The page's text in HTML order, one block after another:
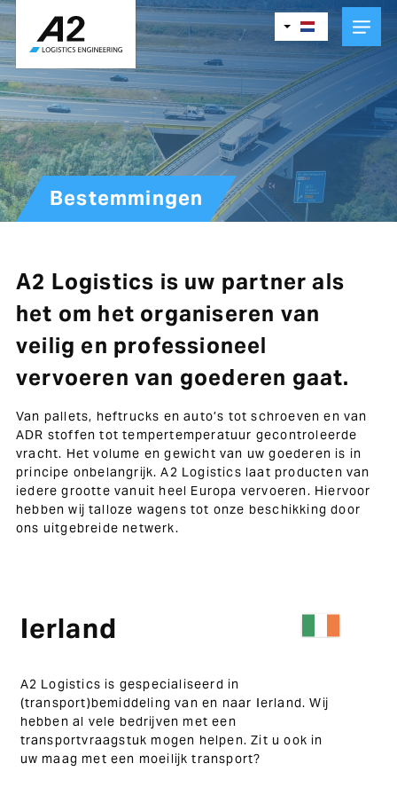
Skip
main
content
Bestemmingen
A2 Logistics is uw partner als
het om het organiseren van
veilig en professioneel
vervoeren van goederen gaat.
Van pallets, heftrucks en auto’s tot schroeven en van
ADR stoffen tot tempertemperatuur gecontroleerde
vracht. Het volume en gewicht van uw goederen is in
principe onbelangrijk. A2 Logistics laat producten van
iedere grootte vanuit heel Europa vervoeren. Hiervoor
hebben wij talloze wagens tot onze beschikking door
ons uitgebreide netwerk.
Ierland
A2 Logistics is gespecialiseerd in
(transport)bemiddeling van en naar Ierland. Wij
hebben al vele bedrijven met een
transportvraagstuk mogen helpen. Zit u ook in
uw maag met een moeilijk transport?